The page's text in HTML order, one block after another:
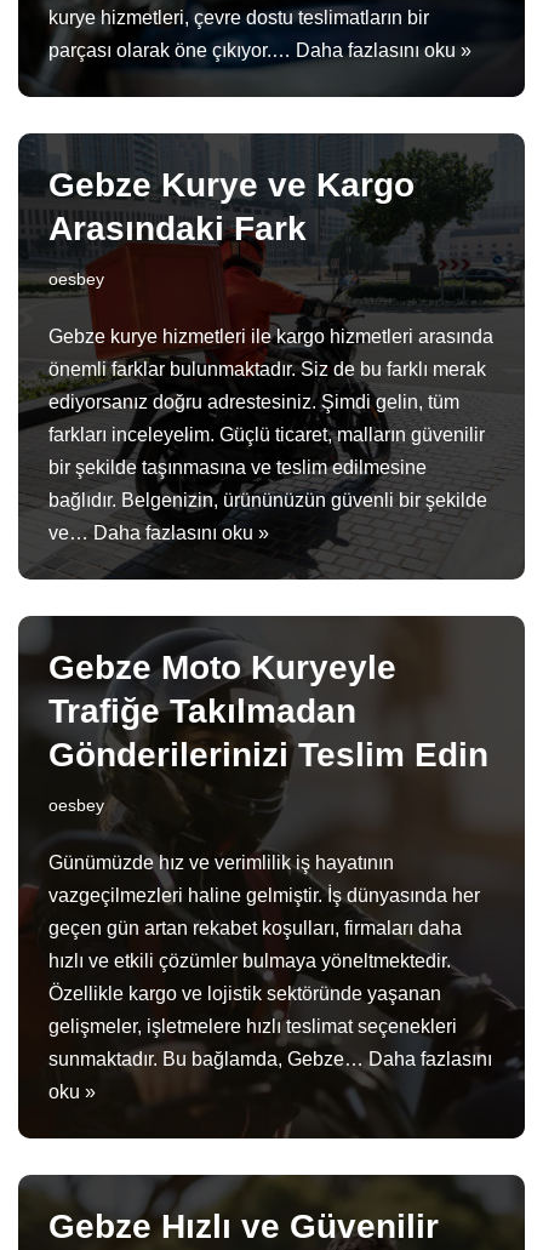
kurye hizmetleri, çevre dostu teslimatların bir
parçası olarak öne çıkıyor.… Daha fazlasını oku »
Gebze Kurye ve Kargo
Arasındaki Fark
oesbey
Gebze kurye hizmetleri ile kargo hizmetleri arasında
önemli farklar bulunmaktadır. Siz de bu farklı merak
ediyorsanız doğru adrestesiniz. Şimdi gelin, tüm
farkları inceleyelim. Güçlü ticaret, malların güvenilir
bir şekilde taşınmasına ve teslim edilmesine
bağlıdır. Belgenizin, ürününüzün güvenli bir şekilde
ve…Daha fazlasını oku »
Gebze Moto Kuryeyle
Trafiğe Takılmadan
Gönderilerinizi Teslim Edin
oesbey
Günümüzde hız ve verimlilik iş hayatının
vazgeçilmezleri haline gelmiştir. İş dünyasında her
geçen gün artan rekabet koşulları, firmaları daha
hızlı ve etkili çözümler bulmaya yöneltmektedir.
Özellikle kargo ve lojistik sektöründe yaşanan
gelişmeler, işletmelere hızlı teslimat seçenekleri
sunmaktadır. Bu bağlamda, Gebze…Daha fazlasını
oku »
Gebze Hızlı ve Güvenilir